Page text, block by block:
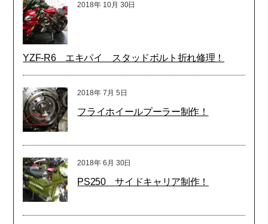
2018年 10月 30日
YZF-R6 エキパイ スタッドボルト折れ修理！
2018年 7月 5日
フライホイールプーラー制作！
2018年 6月 30日
PS250 サイドキャリア制作！